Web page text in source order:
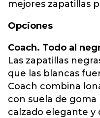
mejores zapatillas
Opciones
Coach. Todo al
Las zapatillas
que las blancas
Coach combina
con suela de goma
calzado elegante y